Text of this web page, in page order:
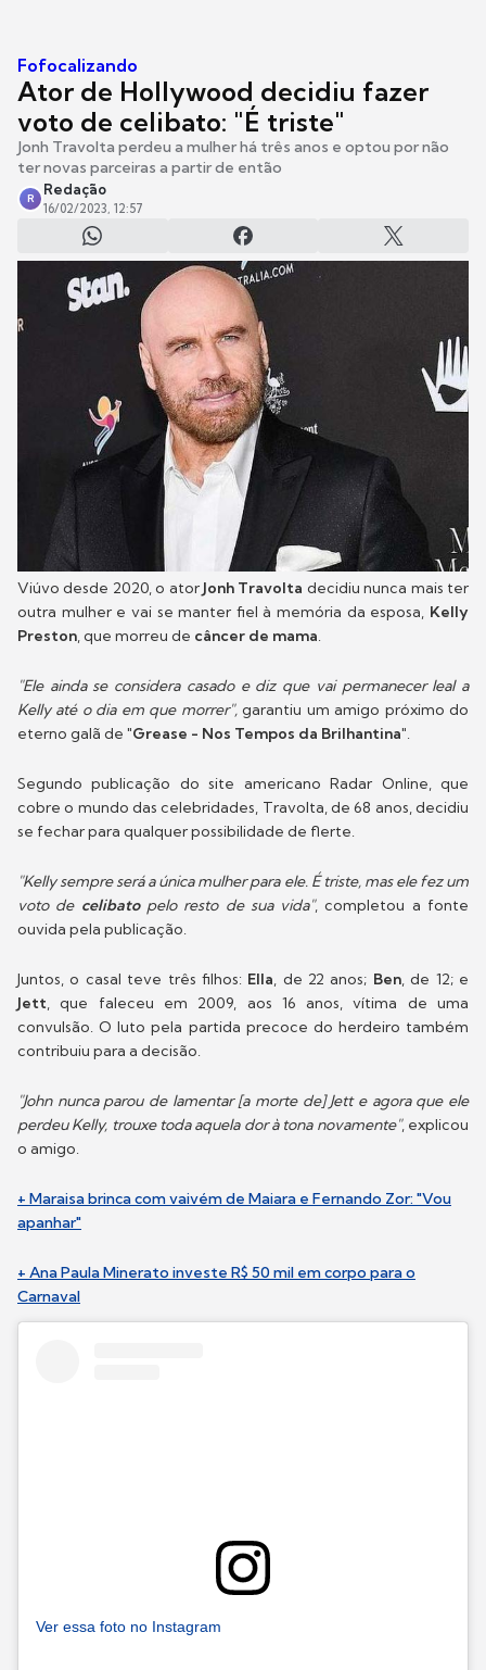
Fofocalizando
Ator de Hollywood decidiu fazer
voto de celibato: "É triste"
Jonh Travolta perdeu a mulher há três anos e optou por não
ter novas parceiras a partir de então
R
Redação
16/02/2023, 12:57
Viúvo desde 2020, o atorJonh Travolta decidiu nunca mais ter
outra mulher e vai se manter fiel à memória da esposa, Kelly
Preston, que morreu de câncer de mama.
"Ele ainda se considera casado e diz que vai permanecer leal a
Kelly até o dia em que morrer",garantiu um amigo próximo do
eterno galã de "Grease - Nos Tempos da Brilhantina".
Segundo publicação do site americano Radar Online, que
cobre o mundo das celebridades, Travolta, de 68 anos, decidiu
se fechar para qualquer possibilidade de flerte.
"Kelly sempre será a única mulher para ele. É triste, mas ele fez um
voto de celibato pelo resto de sua vida", completou a fonte
ouvida pela publicação.
Juntos, o casal teve três filhos: Ella, de 22 anos; Ben, de 12; e
Jett, que faleceu em 2009, aos 16 anos, vítima de uma
convulsão. O luto pela partida precoce do herdeiro também
contribuiu para a decisão.
"John nunca parou de lamentar [a morte de] Jett e agora que ele
perdeu Kelly, trouxe toda aquela dor à tona novamente", explicou
o amigo.
+ Maraisa brinca com vaivém de Maiara e Fernando Zor: "Vou
apanhar"
+ Ana Paula Minerato investe R$ 50 mil em corpo para o
Carnaval
Ver essa foto no Instagram